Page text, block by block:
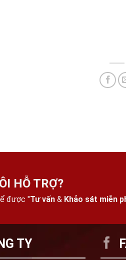
HỖ TRỢ?
được "Tư vấn & Khảo sát miễn
TY